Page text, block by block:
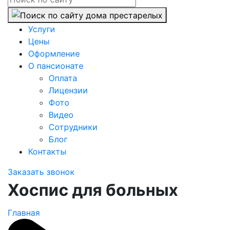
Услуги
Цены
Оформление
О пансионате
Оплата
Лицензии
Фото
Видео
Сотрудники
Блог
Контакты
Заказать звонок
Хоспис для больных
Главная